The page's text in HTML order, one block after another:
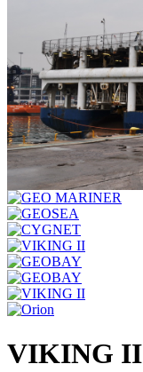
VIKING II